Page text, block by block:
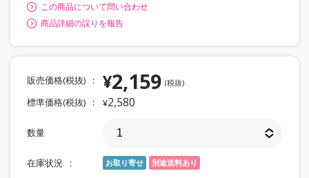
この商品について問い合わせ
商品詳細の誤りを報告
販売価格(税抜) ¥2,159 (税抜)
標準価格(税抜) ¥2,580
数量
在庫状況 お取り寄せ 別途送料あり